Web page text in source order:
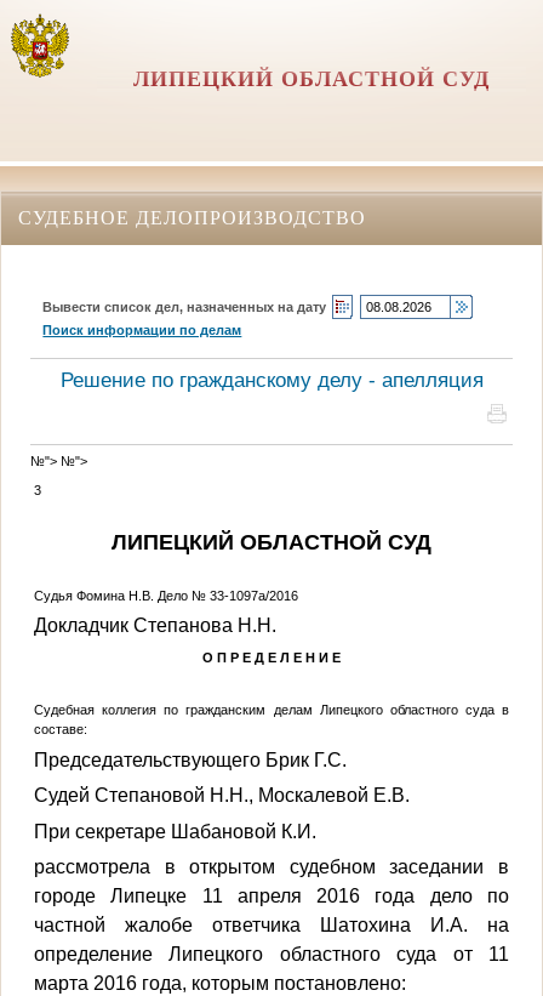
ЛИПЕЦКИЙ ОБЛАСТНОЙ СУД
СУДЕБНОЕ ДЕЛОПРОИЗВОДСТВО
Вывести список дел, назначенных на дату
Поиск информации по делам
Решение по гражданскому делу - апелляция
№"> №">
3
ЛИПЕЦКИЙ ОБЛАСТНОЙ СУД
Судья Фомина Н.В. Дело № 33-1097а/2016
Докладчик Степанова Н.Н.
О П Р Е Д Е Л Е Н И Е
Судебная коллегия по гражданским делам Липецкого областного суда в
составе:
Председательствующего Брик Г.С.
Судей Степановой Н.Н., Москалевой Е.В.
При секретаре Шабановой К.И.
рассмотрела в открытом судебном заседании в
городе Липецке 11 апреля 2016 года дело по
частной жалобе ответчика
Шатохина И.А. на
определение Липецкого областного суда от 11
марта 2016 года, которым постановлено: